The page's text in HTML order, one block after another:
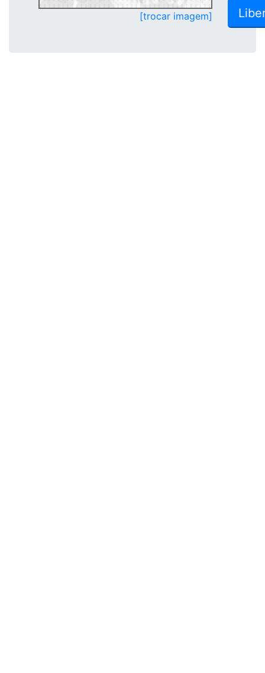
[trocar imagem]